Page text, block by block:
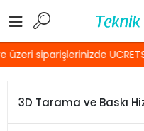
siparişlerinizde
3D Tarama ve Baskı